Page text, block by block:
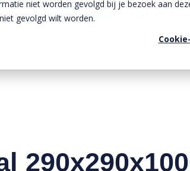
niet worden gevolgd bij je bezoek aan
gevolgd wilt worden.
»Bestrating »